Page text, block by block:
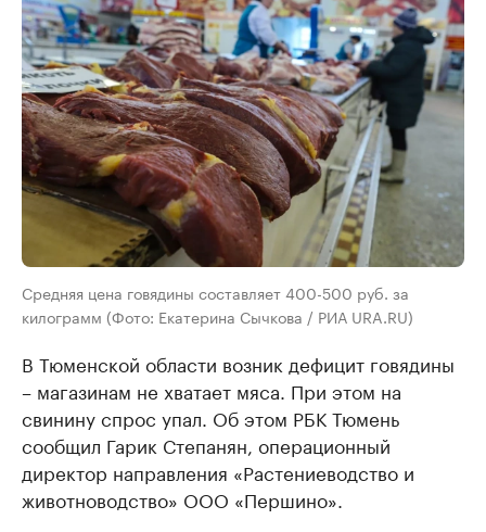
Средняя цена говядины составляет 400-500 руб. за
килограмм (Фото: Екатерина Сычкова / РИА URA.RU)
В Тюменской области возник дефицит говядины
– магазинам не хватает мяса. При этом на
свинину спрос упал. Об этом РБК Тюмень
сообщил Гарик Степанян, операционный
директор направления «Растениеводство и
животноводство» ООО «Першино».